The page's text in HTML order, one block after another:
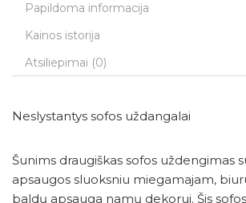
Papildoma informacija
Kainos istorija
Atsiliepimai (0)
Neslystantys sofos uždangalai
Šunims draugiškas sofos uždengimas
apsaugos sluoksniu miegamajam,
baldų apsauga namų dekorui. Šis